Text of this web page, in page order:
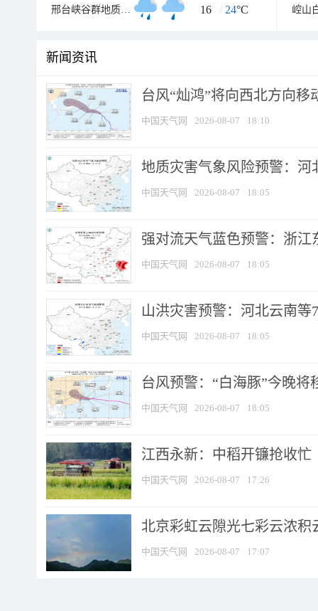
邢台峡谷群地质公园大峡谷景区 16 / 24°C 崆山
新闻资讯
台风“灿鸿”将向西北方向移
中国天气网 2026-08-07 18:10
地质灾害气象风险预警：河
中国天气网 2026-08-07 18:05
强对流天气蓝色预警：浙江
中国天气网 2026-08-07 18:05
山洪灾害预警：河北云南
中国天气网 2026-08-07 18:05
台风预警：“白海豚”今晚将
中国天气网 2026-08-07 18:05
江西永新：中稻开镰抢收忙
中国天气网 2026-08-07 17:26
北京彩虹云隙光七彩云浓积
中国天气网 2026-08-07 17:07